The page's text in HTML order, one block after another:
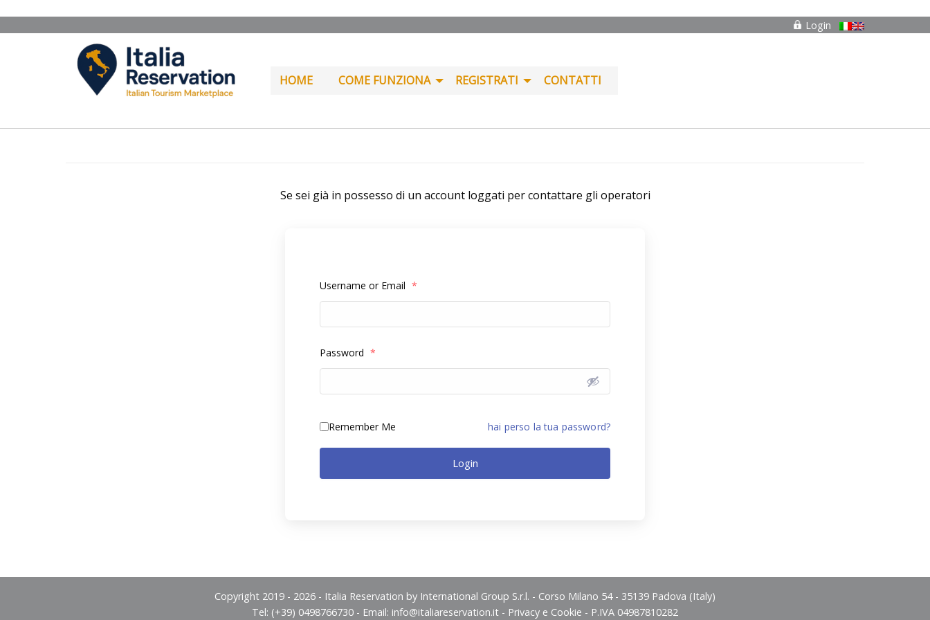
Login
HOME COME FUNZIONA REGISTRATI CONTATTI
Se sei già in possesso di un account loggati per contattare gli operatori
Username or Email *
Password *
Remember Me hai perso la tua password?
Login
Copyright 2019 - 2026 - Italia Reservation by International Group S.r.l. - Corso Milano 54 - 35139 Padova (Italy)
Tel: (+39) 0498766730 - Email: info@italiareservation.it - Privacy e Cookie - P.IVA 04987810282